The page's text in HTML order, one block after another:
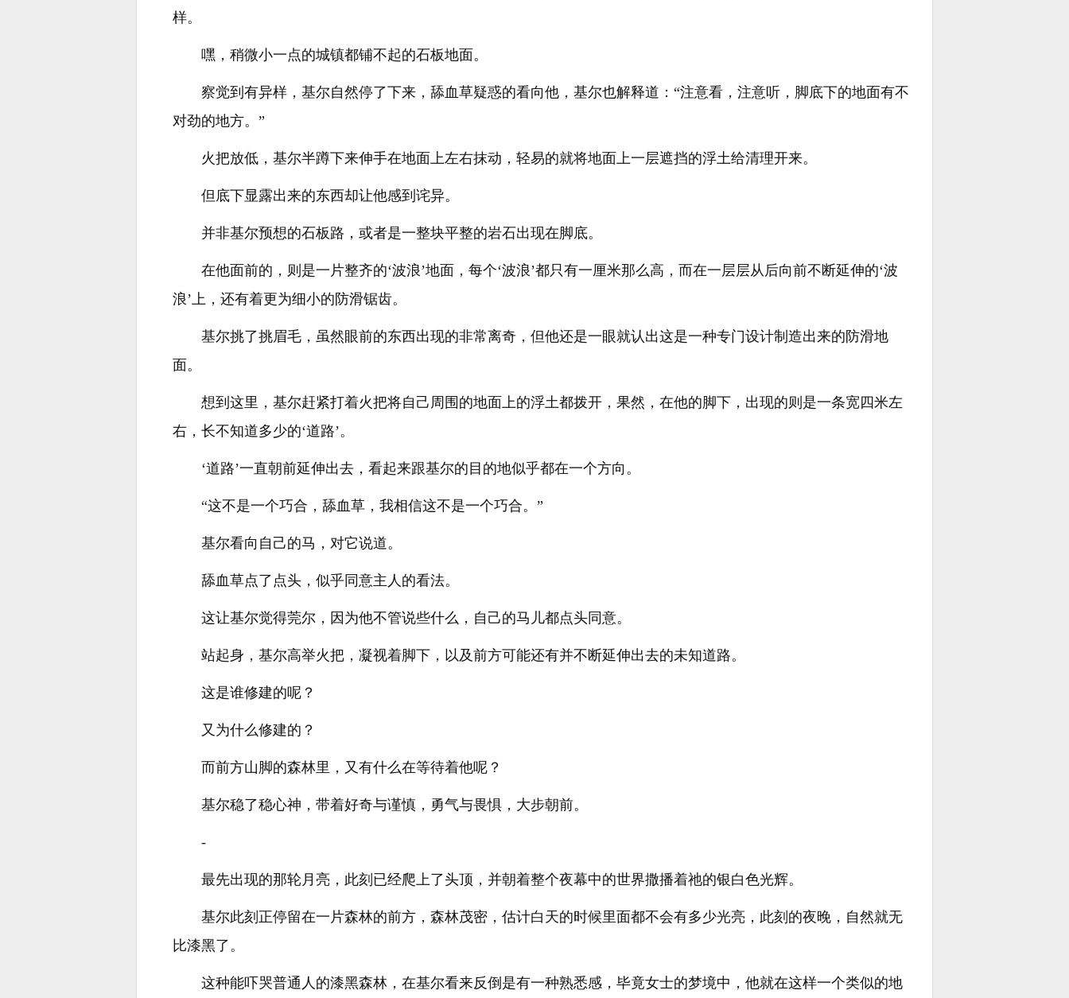
样。
嘿，稍微小一点的城镇都铺不起的石板地面。
察觉到有异样，基尔自然停了下来，舔血草疑惑的看向他，基尔也解释道：“注意看，注意听，脚底下的地面有不
对劲的地方。”
火把放低，基尔半蹲下来伸手在地面上左右抹动，轻易的就将地面上一层遮挡的浮土给清理开来。
但底下显露出来的东西却让他感到诧异。
并非基尔预想的石板路，或者是一整块平整的岩石出现在脚底。
在他面前的，则是一片整齐的‘波浪’地面，每个‘波浪’都只有一厘米那么高，而在一层层从后向前不断延伸的‘波
浪’上，还有着更为细小的防滑锯齿。
基尔挑了挑眉毛，虽然眼前的东西出现的非常离奇，但他还是一眼就认出这是一种专门设计制造出来的防滑地
面。
想到这里，基尔赶紧打着火把将自己周围的地面上的浮土都拨开，果然，在他的脚下，出现的则是一条宽四米左
右，长不知道多少的‘道路’。
‘道路’一直朝前延伸出去，看起来跟基尔的目的地似乎都在一个方向。
“这不是一个巧合，舔血草，我相信这不是一个巧合。”
基尔看向自己的马，对它说道。
舔血草点了点头，似乎同意主人的看法。
这让基尔觉得莞尔，因为他不管说些什么，自己的马儿都点头同意。
站起身，基尔高举火把，凝视着脚下，以及前方可能还有并不断延伸出去的未知道路。
这是谁修建的呢？
又为什么修建的？
而前方山脚的森林里，又有什么在等待着他呢？
基尔稳了稳心神，带着好奇与谨慎，勇气与畏惧，大步朝前。
-
最先出现的那轮月亮，此刻已经爬上了头顶，并朝着整个夜幕中的世界撒播着祂的银白色光辉。
基尔此刻正停留在一片森林的前方，森林茂密，估计白天的时候里面都不会有多少光亮，此刻的夜晚，自然就无
比漆黑了。
这种能吓哭普通人的漆黑森林，在基尔看来反倒是有一种熟悉感，毕竟女士的梦境中，他就在这样一个类似的地